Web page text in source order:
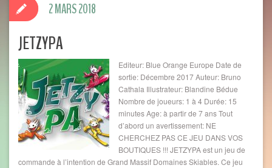
JETZYPA
Editeur: Blue Orange Europe Date de
sortie: Décembre 2017 Auteur: Bruno
Cathala Illustrateur: Blandine Bédue
Nombre de joueurs: 1 à 4 Durée: 15
minutes Age: à partir de 7 ans Tout
d’abord un avertissement: NE
CHERCHEZ PAS CE JEU DANS VOS
BOUTIQUES !!! JETZYPA est un jeu de
commande à l’intention de Grand Massif Domaines Skiables. Ce jeu
2 MARS 2018